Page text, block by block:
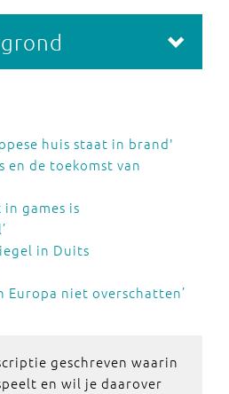
huis staat in brand'
en de toekomst van
in games is
in Duits
Europa niet overschatten’
geschreven waarin
en wil je daarover